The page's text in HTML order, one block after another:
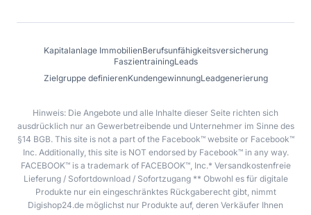
Kapitalanlage ImmobilienBerufsunfähigkeitsversicherung
FaszientrainingLeads
Zielgruppe definierenKundengewinnungLeadgenerierung
Hinweis: Die Angebote und alle Inhalte dieser Seite richten sich
ausdrücklich nur an Gewerbetreibende und Unternehmer im Sinne des
§14 BGB. This site is not a part of the Facebook™ website or Facebook™
Inc. Additionally, this site is NOT endorsed by Facebook™ in any way.
FACEBOOK™ is a trademark of FACEBOOK™, Inc.* Versandkostenfreie
Lieferung / Sofortdownload / Sofortzugang ** Obwohl es für digitale
Produkte nur ein eingeschränktes Rückgaberecht gibt, nimmt
Digishop24.de möglichst nur Produkte auf, deren Verkäufer Ihnen